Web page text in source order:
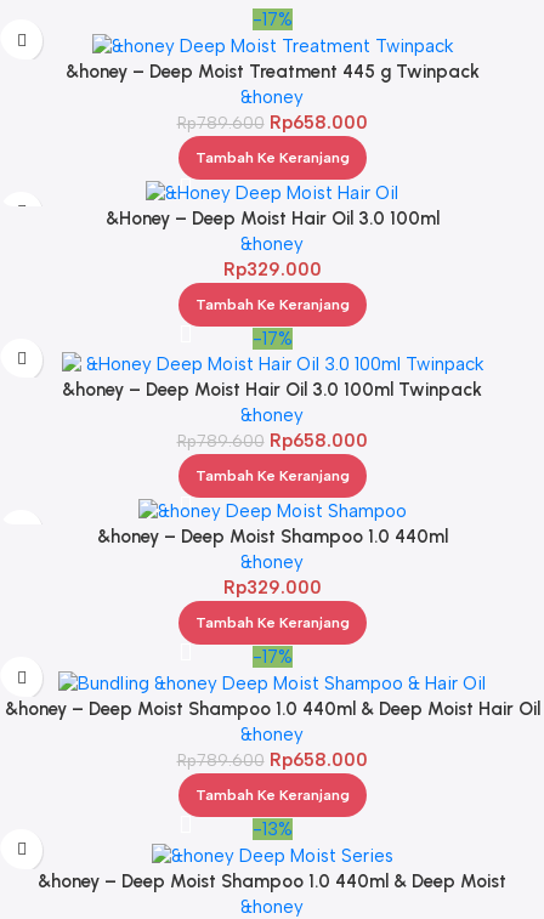
-17%
&honey – Deep Moist Treatment 445 g Twinpack
&honey
Rp789.600 Rp658.000
Tambah Ke Keranjang
&Honey – Deep Moist Hair Oil 3.0 100ml
&honey
Rp329.000
Tambah Ke Keranjang
-17%
&honey – Deep Moist Hair Oil 3.0 100ml Twinpack
&honey
Rp789.600 Rp658.000
Tambah Ke Keranjang
&honey – Deep Moist Shampoo 1.0 440ml
&honey
Rp329.000
Tambah Ke Keranjang
-17%
&honey – Deep Moist Shampoo 1.0 440ml & Deep Moist Hair Oil
3.0 100ml
&honey
Rp789.600 Rp658.000
Tambah Ke Keranjang
-13%
&honey – Deep Moist Shampoo 1.0 440ml & Deep Moist
Treatment 2.0 445Gr & Deep Moist Hair Oil 3.0 100ml
&honey